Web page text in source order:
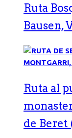
Ruta
Bausen,
Ruta al
de Beret